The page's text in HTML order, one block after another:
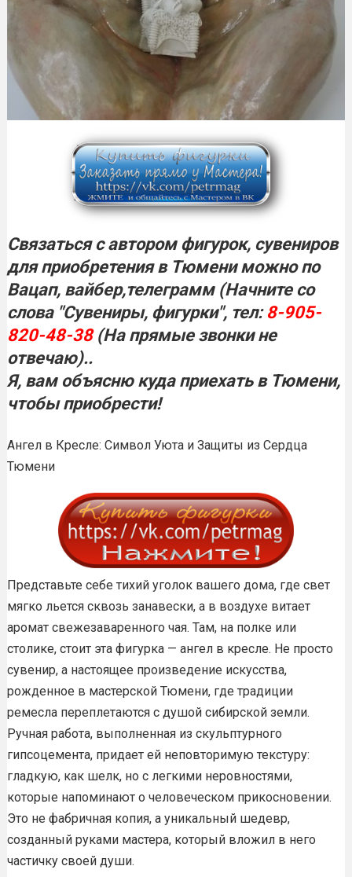
Связаться с автором фигурок, сувениров
для приобретения в Тюмени можно по
Вацап, вайбер,телеграмм (Начните со
слова "Сувениры, фигурки", тел: 8-905-
820-48-38(На прямые звонки не
отвечаю)..
Я, вам объясню куда приехать вТюмени,
чтобы приобрести!
Ангел в Кресле: Символ Уюта и Защиты из Сердца
Тюмени
Представьте себе тихий уголок вашего дома, где свет
мягко льется сквозь занавески, а в воздухе витает
аромат свежезаваренного чая. Там, на полке или
столике, стоит эта фигурка — ангел в кресле. Не просто
сувенир, а настоящее произведение искусства,
рожденное в мастерской Тюмени, где традиции
ремесла переплетаются с душой сибирской земли.
Ручная работа, выполненная из скульптурного
гипсоцемента, придает ей неповторимую текстуру:
гладкую, как шелк, но с легкими неровностями,
которые напоминают о человеческом прикосновении.
Это не фабричная копия, а уникальный шедевр,
созданный руками мастера, который вложил в него
частичку своей души.